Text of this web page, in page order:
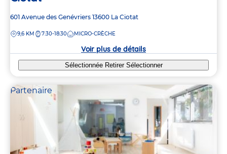
Adresse
la
601 Avenue des Genévriers 13600 La Ciotat
DISTANCE
9,6 KM 7:30-18:30 MICRO-CRÈCHE
Voir plus de détails
Sélectionnée Retirer Sélectionner
Partenaire